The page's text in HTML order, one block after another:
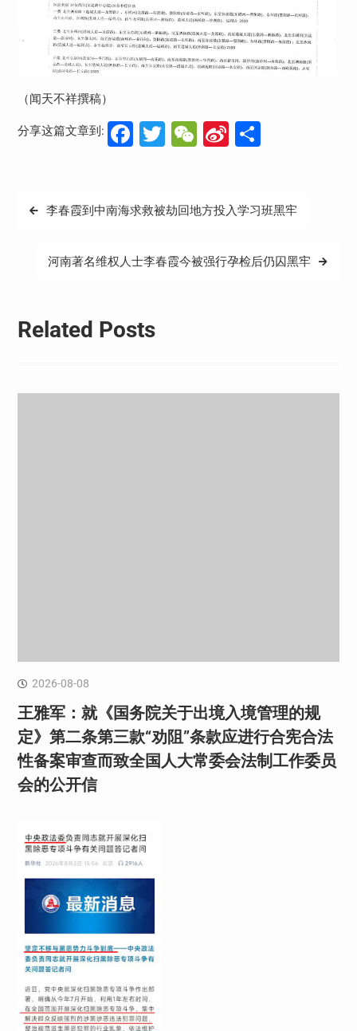
（闻天不祥撰稿）
分享这篇文章到: Facebook
Twitter
WeChat
Sina分
文
李春霞到中南海求救被劫回地方投入学习班黑牢
河南著名维权人士李春霞今被强行孕检后仍囚黑牢
Related Posts
2026-08-08
王雅军：就《国务院关于出境入境管理的规
定》第二条第三款“劝阻”条款应进行合宪合法
性备案审查而致全国人大常委会法制工作委员
会的公开信